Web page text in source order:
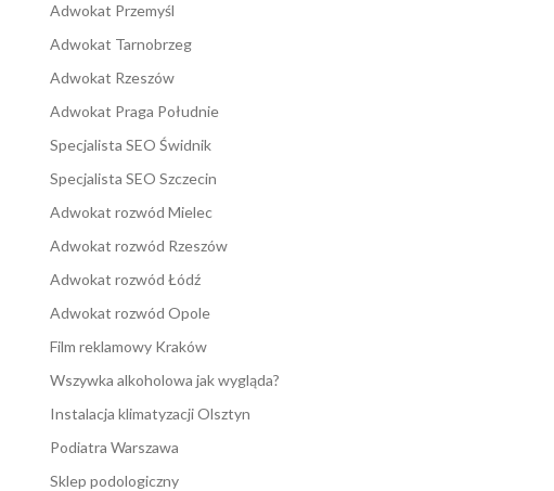
Adwokat Przemyśl
Adwokat Tarnobrzeg
Adwokat Rzeszów
Adwokat Praga Południe
Specjalista SEO Świdnik
Specjalista SEO Szczecin
Adwokat rozwód Mielec
Adwokat rozwód Rzeszów
Adwokat rozwód Łódź
Adwokat rozwód Opole
Film reklamowy Kraków
Wszywka alkoholowa jak wygląda?
Instalacja klimatyzacji Olsztyn
Podiatra Warszawa
Sklep podologiczny